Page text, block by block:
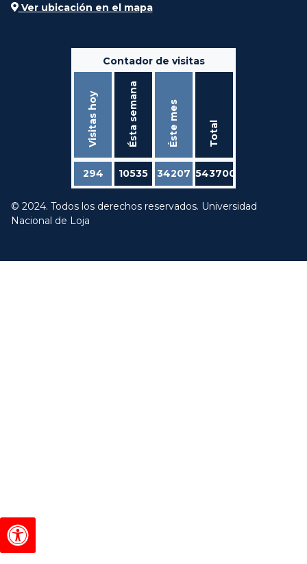
Ver ubicación en el mapa
Contador de visitas
Visitas hoy Ésta semana Éste mes Total
294 10535 34207 543700
© 2024. Todos los derechos reservados. Universidad
Nacional de Loja